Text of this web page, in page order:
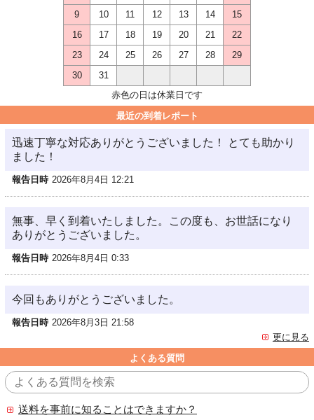
9
10 11 12 13 14
15
16
17 18 19 20 21
22
23
24 25 26 27 28
29
30
31
赤色の日は休業日です
最近の到着レポート
迅速丁寧な対応ありがとうございました！ とても助かり
ました！
報告日時 2026年8月4日 12:21
無事、早く到着いたしました。この度も、お世話になり
ありがとうございました。
報告日時 2026年8月4日 0:33
今回もありがとうございました。
報告日時 2026年8月3日 21:58
更に見る
よくある質問
送料を事前に知ることはできますか？